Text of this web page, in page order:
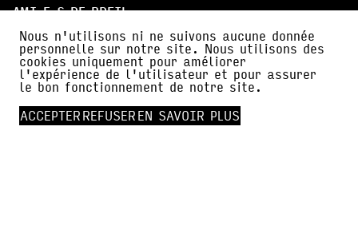
AMI·E·S DE BDFIL
CERCLE DES MÉCÈNES
INFOS PRATIQUES
ACTUALITÉS
PRESSE
Nous n'utilisons ni ne suivons aucune donnée
personnelle sur notre site. Nous utilisons des
cookies uniquement pour améliorer
l'expérience de l'utilisateur et pour assurer
le bon fonctionnement de notre site.
ACCEPTERREFUSEREN SAVOIR PLUS